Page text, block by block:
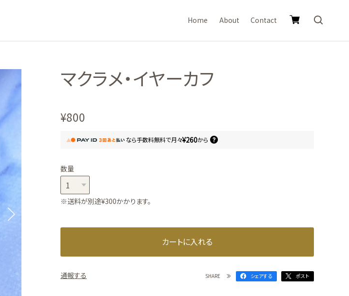
Home About Contact
マクラメ・イヤーカフ
¥800
なら手数料無料で月々¥260から
数量
※送料が別途¥300かかります。
カートに入れる
SHARE シェアする ポスト
通報する